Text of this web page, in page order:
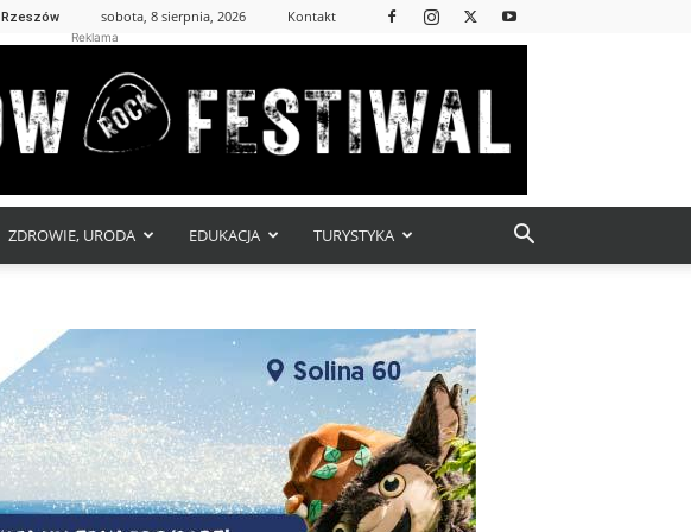
Rzeszów sobota, 8 sierpnia, 2026 Kontakt
Reklama
ZDROWIE, URODA EDUKACJA TURYSTYKA